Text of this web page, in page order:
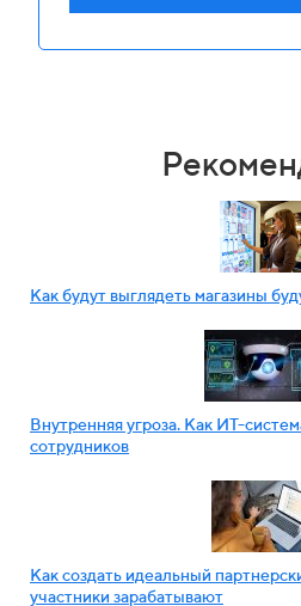
Как будут выглядеть магазины
Внутренняя угроза. Как ИТ-
сотрудников
Как создать идеальный
участники зарабатывают